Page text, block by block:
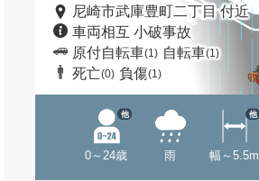
尼崎市武庫豊町二丁目 付近
車両相互 小破事故
原付自転車(1) 自転車(1)
死亡(0) 負傷(1)
0～24歳
他
雨 幅～5.5m
他